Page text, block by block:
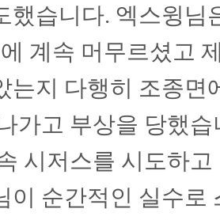
했습니다. 엑스윙님
계속 머무르셨고
는지 다행히 조종
가고 부상을 당했
시저스를 시도하
이 순간적인 실수